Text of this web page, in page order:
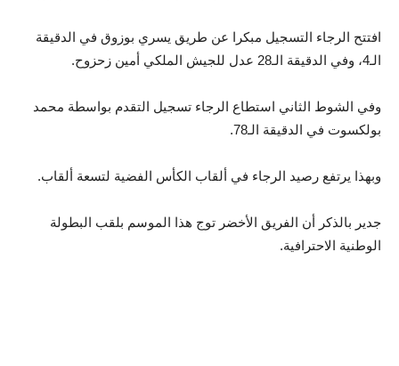
افتتح الرجاء التسجيل مبكرا عن طريق يسري بوزوق في الدقيقة
الـ4، وفي الدقيقة الـ28 عدل للجيش الملكي أمين زحزوح.
وفي الشوط الثاني استطاع الرجاء تسجيل التقدم بواسطة محمد
بولكسوت في الدقيقة الـ78.
وبهذا يرتفع رصيد الرجاء في ألقاب الكأس الفضية لتسعة ألقاب.
جدير بالذكر أن الفريق الأخضر توج هذا الموسم بلقب البطولة
الوطنية الاحترافية.